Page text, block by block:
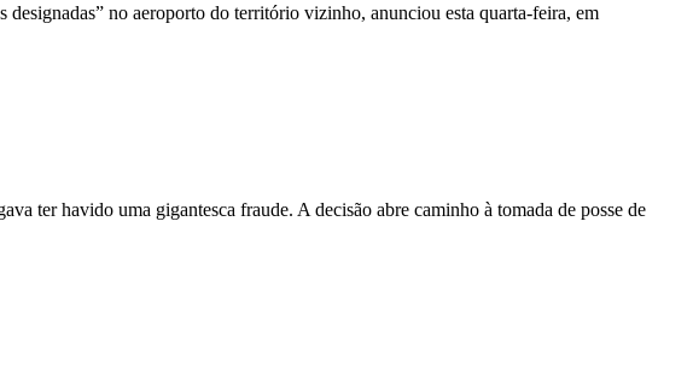
no aeroporto do território vizinho, anunciou esta quarta-feira, em
ter havido uma gigantesca fraude. A decisão abre caminho à tomada de posse de